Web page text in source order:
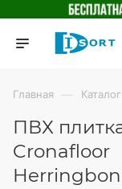
Главная — Каталог
ПВХ
Cronafloor